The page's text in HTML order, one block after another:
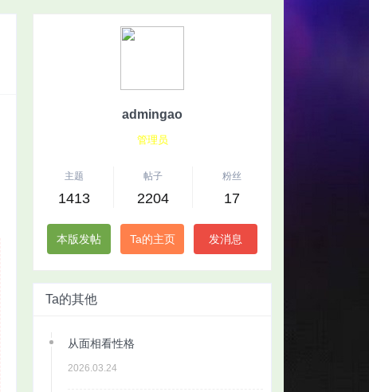
admingao
管理员
主题
1413
帖子
2204
粉丝
17
本版发帖 Ta的主页 发消息
Ta的其他
从面相看性格
2026.03.24